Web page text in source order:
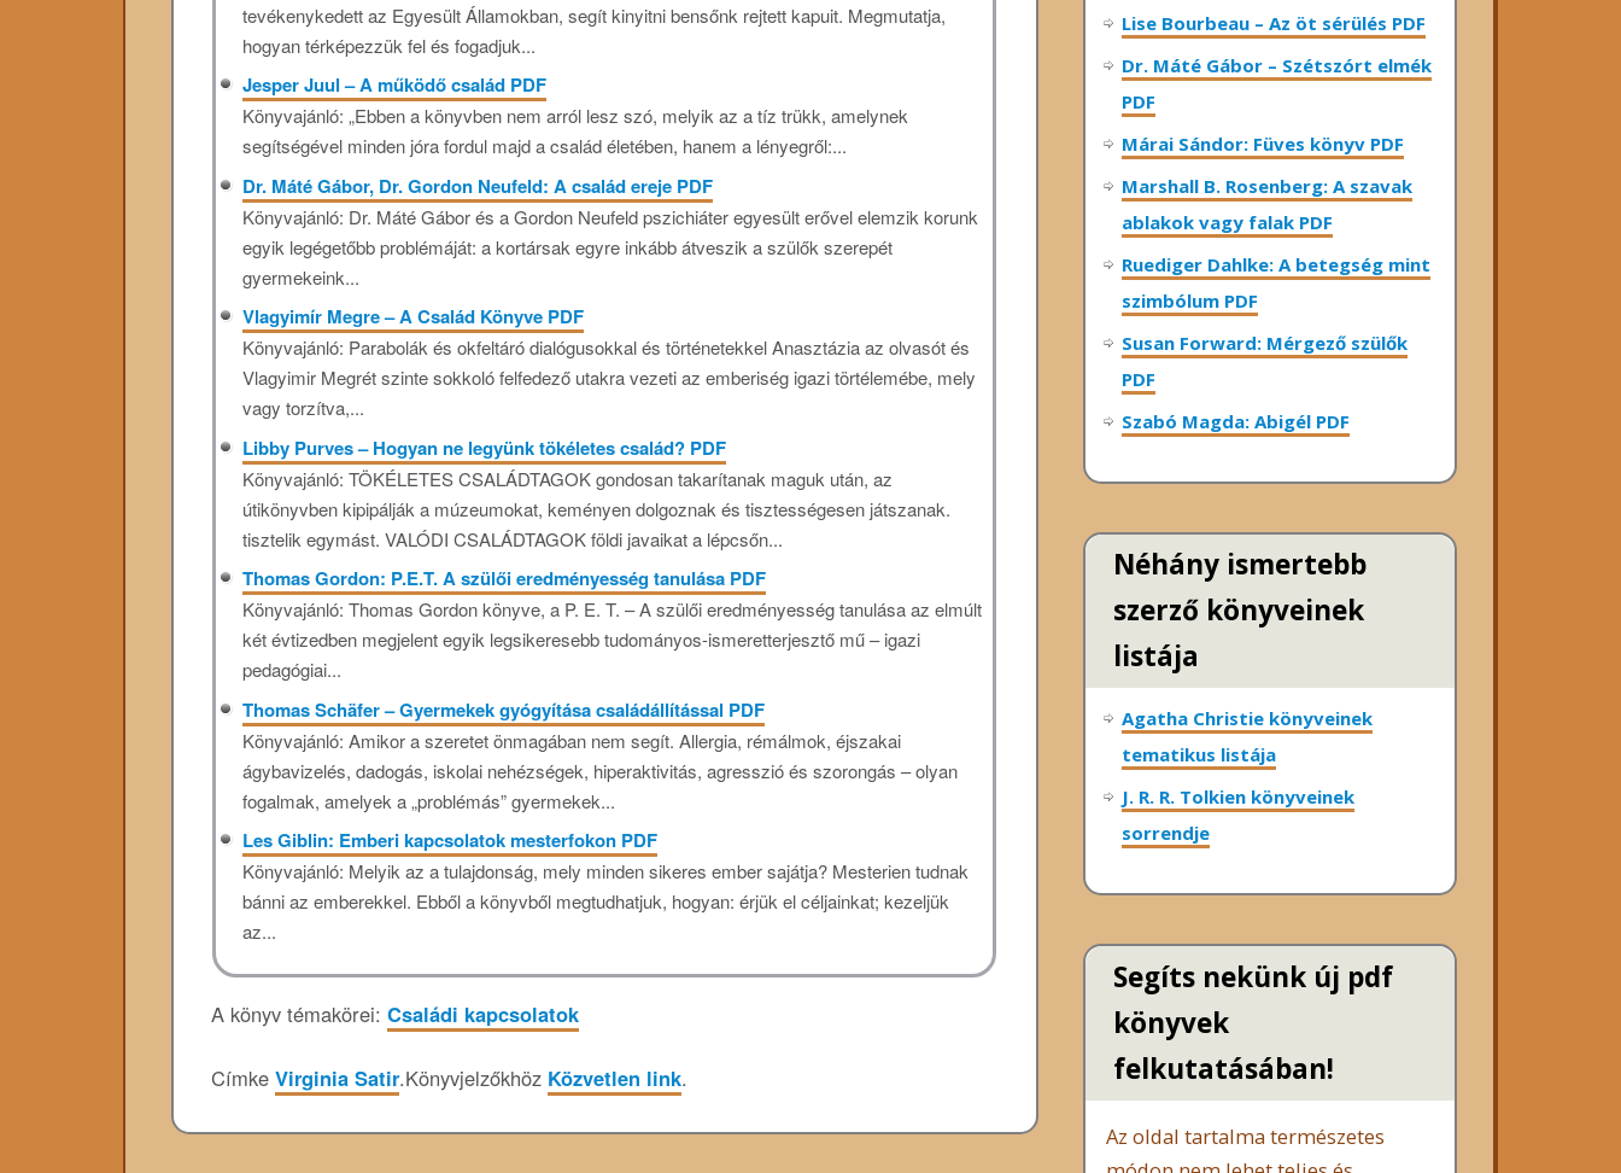
tevékenykedett az Egyesült Államokban, segít kinyitni bensőnk rejtett kapuit. Megmutatja,
hogyan térképezzük fel és fogadjuk...
Jesper Juul – A működő család PDF
Könyvajánló: „Ebben a könyvben nem arról lesz szó, melyik az a tíz trükk, amelynek
segítségével minden jóra fordul majd a család életében, hanem a lényegről:...
Dr. Máté Gábor, Dr. Gordon Neufeld: A család ereje PDF
Könyvajánló: Dr. Máté Gábor és a Gordon Neufeld pszichiáter egyesült erővel elemzik korunk
egyik legégetőbb problémáját: a kortársak egyre inkább átveszik a szülők szerepét
gyermekeink...
Vlagyimír Megre – A Család Könyve PDF
Könyvajánló: Parabolák és okfeltáró dialógusokkal és történetekkel Anasztázia az olvasót és
Vlagyimir Megrét szinte sokkoló felfedező utakra vezeti az emberiség igazi törtélemébe, mely
vagy torzítva,...
Libby Purves – Hogyan ne legyünk tökéletes család? PDF
Könyvajánló: TÖKÉLETES CSALÁDTAGOK gondosan takarítanak maguk után, az
útikönyvben kipipálják a múzeumokat, keményen dolgoznak és tisztességesen játszanak.
tisztelik egymást. VALÓDI CSALÁDTAGOK földi javaikat a lépcsőn...
Thomas Gordon: P.E.T. A szülői eredményesség tanulása PDF
Könyvajánló: Thomas Gordon könyve, a P. E. T. – A szülői eredményesség tanulása az elmúlt
két évtizedben megjelent egyik legsikeresebb tudományos-ismeretterjesztő mű – igazi
pedagógiai...
Thomas Schäfer – Gyermekek gyógyítása családállítással PDF
Könyvajánló: Amikor a szeretet önmagában nem segít. Allergia, rémálmok, éjszakai
ágybavizelés, dadogás, iskolai nehézségek, hiperaktivitás, agresszió és szorongás – olyan
fogalmak, amelyek a „problémás” gyermekek...
Les Giblin: Emberi kapcsolatok mesterfokon PDF
Könyvajánló: Melyik az a tulajdonság, mely minden sikeres ember sajátja? Mesterien tudnak
bánni az emberekkel. Ebből a könyvből megtudhatjuk, hogyan: érjük el céljainkat; kezeljük
az...
A könyv témakörei: Családi kapcsolatok
Címke Virginia Satir.Könyvjelzőkhöz Közvetlen link.
Lise Bourbeau – Az öt sérülés PDF
Dr. Máté Gábor – Szétszórt elmék
PDF
Márai Sándor: Füves könyv PDF
Marshall B. Rosenberg: A szavak
ablakok vagy falak PDF
Ruediger Dahlke: A betegség mint
szimbólum PDF
Susan Forward: Mérgező szülők
PDF
Szabó Magda: Abigél PDF
Néhány ismertebb
szerző könyveinek
listája
Agatha Christie könyveinek
tematikus listája
J. R. R. Tolkien könyveinek
sorrendje
Segíts nekünk új pdf
könyvek
felkutatásában!
Az oldal tartalma természetes